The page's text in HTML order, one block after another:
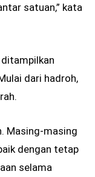
satuan,” kata
ditampilkan
dari hadroh,
Masing-masing
dengan tetap
selama